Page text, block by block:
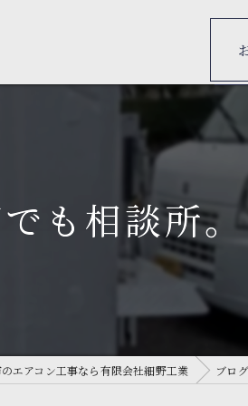
も相談所。
エアコン工事なら有限会社細野工業 ブログ